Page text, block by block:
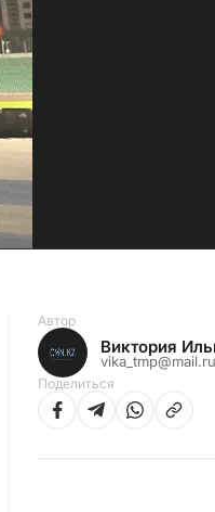
Автор
Виктория
vika_tmp@mail.ru
Поделиться